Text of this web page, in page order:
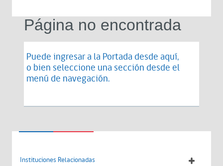
Página no encontrada
Puede ingresar a la Portada desde aquí,
o bien seleccione una sección desde el
menú de navegación.
Instituciones Relacionadas